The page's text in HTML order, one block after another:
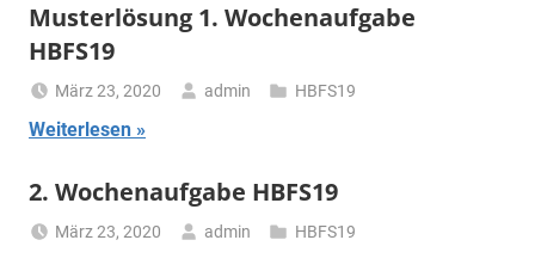
Musterlösung 1. Wochenaufgabe
HBFS19
März 23, 2020 admin HBFS19
Weiterlesen
2. Wochenaufgabe HBFS19
März 23, 2020 admin HBFS19